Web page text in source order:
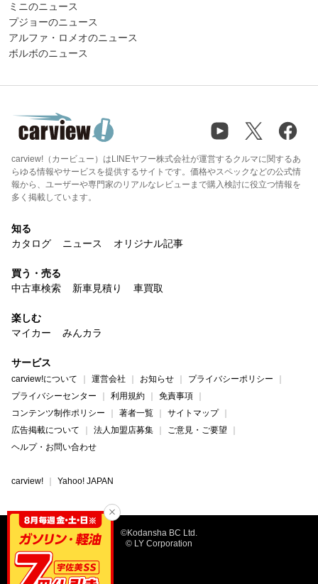
ミニのニュース
プジョーのニュース
アルファ・ロメオのニュース
ボルボのニュース
carview!（カービュー）はLINEヤフー株式会社が運営するクルマに関するあ
らゆる情報やサービスを提供するサイトです。価格やスペックなどの公式情
報から、ユーザーや専門家のリアルなレビューまで購入検討に役立つ情報を
多く掲載しています。
知る
カタログ
ニュース オリジナル記事
買う・売る
中古車検索
新車見積り 車買取
楽しむ
マイカー
みんカラ
サービス
carview!について 運営会社 お知らせ
プライバシーポリシー
プライバシーセンター
利用規約
免責事項
コンテンツ制作ポリシー
著者一覧
サイトマップ
広告掲載について
法人加盟店募集
ご意見・ご要望
ヘルプ・お問い合わせ
carview! Yahoo! JAPAN
©Kodansha BC Ltd.
© LY Corporation